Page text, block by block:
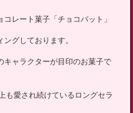
レート菓子「チョコバット」
グしております。
キャラクターが目印のお菓子で
も愛され続けているロングセラ